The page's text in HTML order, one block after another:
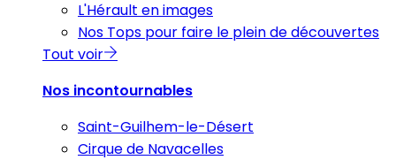
L'Hérault en images
Nos Tops pour faire le plein de découvertes
Tout voir
Nos incontournables
Saint-Guilhem-le-Désert
Cirque de Navacelles